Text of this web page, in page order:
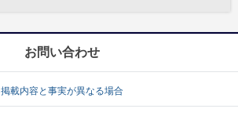
お問い合わせ
掲載内容と事実が異なる場合